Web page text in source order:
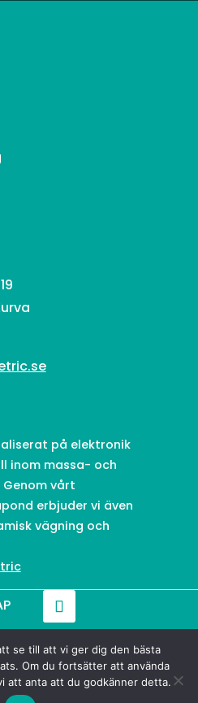
på elektronik
inom massa- och
vårt
erbjuder vi även
vägning och
Dametric
se till att vi ger dig den bästa
Om du fortsätter att använda
att anta att du godkänner detta.